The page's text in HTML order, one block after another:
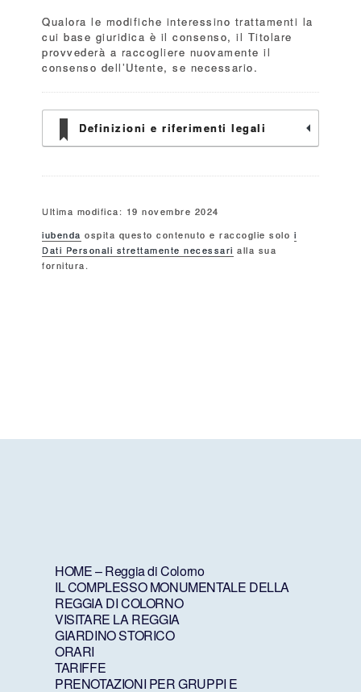
Qualora le modifiche interessino trattamenti la
cui base giuridica è il consenso, il Titolare
provvederà a raccogliere nuovamente il
consenso dell’Utente, se necessario.
Definizioni e riferimenti legali
Ultima modifica: 19 novembre 2024
iubenda ospita questo contenuto e raccoglie solo i
Dati Personali strettamente necessari alla sua
fornitura.
HOME – Reggia di Colorno
IL COMPLESSO MONUMENTALE DELLA
REGGIA DI COLORNO
VISITARE LA REGGIA
GIARDINO STORICO
ORARI
TARIFFE
PRENOTAZIONI PER GRUPPI E